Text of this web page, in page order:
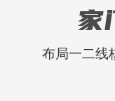
家
布局一二线